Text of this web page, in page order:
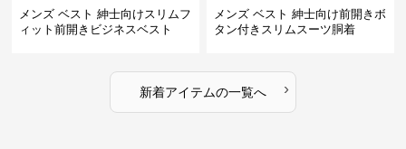
メンズ ベスト 紳士向けスリムフ
ィット前開きビジネスベスト
メンズ ベスト 紳士向け前開きボ
タン付きスリムスーツ胴着
新着アイテムの一覧へ ›